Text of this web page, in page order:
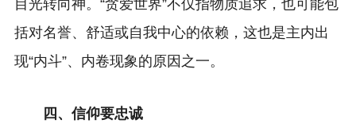
目光转向神。“贪爱世界”不仅指物质追求，也可能包
括对名誉、舒适或自我中心的依赖，这也是主内出
现“内斗”、内卷现象的原因之一。
四、信仰要忠诚